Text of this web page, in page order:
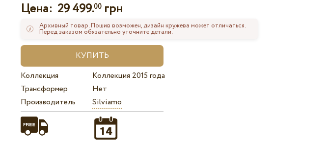
Цена: 29 499.00 грн
Архивный товар. Пошив возможен, дизайн кружева может отличаться.
Перед заказом обязательно уточните детали.
Коллекция
Коллекция 2015 года
Трансформер
Нет
Производитель
Silviamo